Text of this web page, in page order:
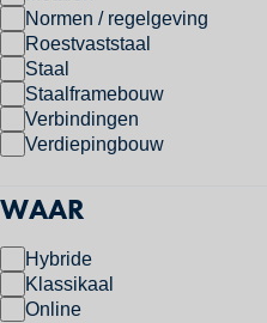
Normen / regelgeving
Roestvaststaal
Staal
Staalframebouw
Verbindingen
Verdiepingbouw
WAAR
Hybride
Klassikaal
Online